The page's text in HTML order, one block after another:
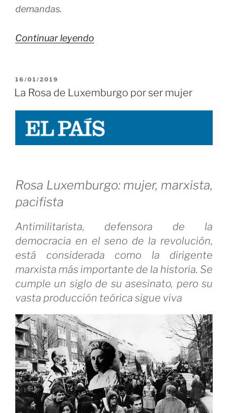
demandas.
Continuar leyendo
PUBLICADO
EL
16/01/2019
La Rosa de Luxemburgo por ser mujer
Rosa Luxemburgo: mujer, marxista,
pacifista
Antimilitarista, defensora de la
democracia en el seno de la revolución,
está considerada como la dirigente
marxista más importante de la historia. Se
cumple un siglo de su asesinato, pero su
vasta producción teórica sigue viva